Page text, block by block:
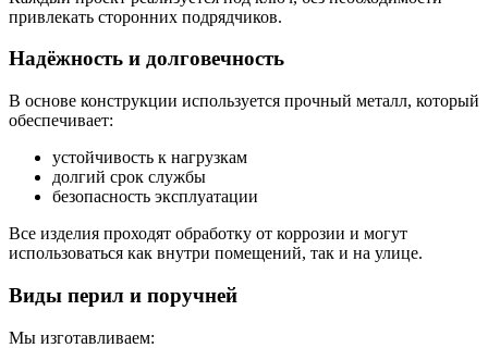
привлекать сторонних подрядчиков.
Надёжность и долговечность
В основе конструкции используется прочный металл, который
обеспечивает:
устойчивость к нагрузкам
долгий срок службы
безопасность эксплуатации
Все изделия проходят обработку от коррозии и могут
использоваться как внутри помещений, так и на улице.
Виды перил и поручней
Мы изготавливаем: